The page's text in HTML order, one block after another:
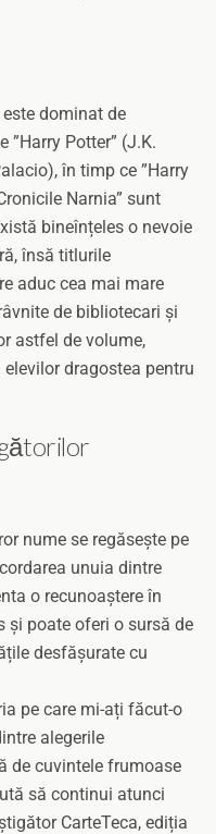
dominat de
”Harry Potter” (J.K.
în timp ce ”Harry
Narnia” sunt
bineînțeles o nevoie
însă titlurile
aduc cea mai mare
de bibliotecari și
astfel de volume,
dragostea pentru
nume se regăsește pe
unuia dintre
o recunoaștere în
și poate oferi o sursă de
desfășurate cu
pe care mi-ați făcut-o
alegerile
de cuvintele frumoase
să continui atunci
CarteTeca, ediția